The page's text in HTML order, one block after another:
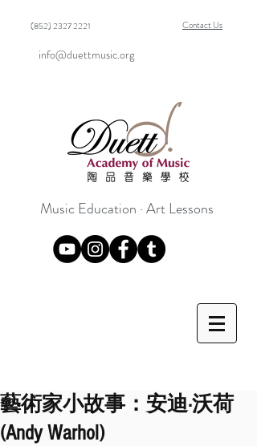
Contact Us
(852) 2327 2221
info@duettmusic.org
Music Education · Art Lessons
藝術家小故事：安迪·沃荷
(Andy Warhol)